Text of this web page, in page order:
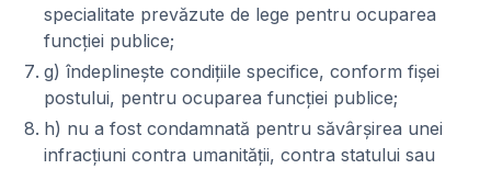
specialitate prevăzute de lege pentru ocuparea
funcţiei publice;
g) îndeplineşte condiţiile specifice, conform fişei
postului, pentru ocuparea funcţiei publice;
h) nu a fost condamnată pentru săvârşirea unei
infracţiuni contra umanităţii, contra statului sau